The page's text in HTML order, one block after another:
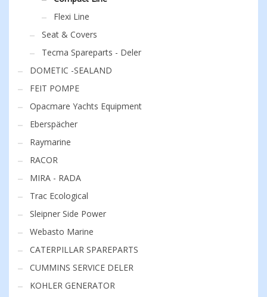
Flexi Line
Seat & Covers
Tecma Spareparts - Deler
DOMETIC -SEALAND
FEIT POMPE
Opacmare Yachts Equipment
Eberspächer
Raymarine
RACOR
MIRA - RADA
Trac Ecological
Sleipner Side Power
Webasto Marine
CATERPILLAR SPAREPARTS
CUMMINS SERVICE DELER
KOHLER GENERATOR